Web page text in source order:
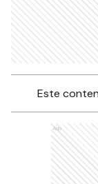
Este
Ads